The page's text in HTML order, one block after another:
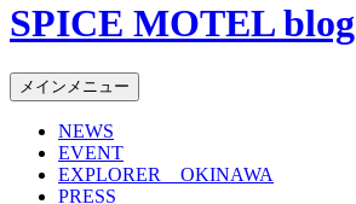
SPICE MOTEL blog
検
索
メインメニュー コ
ツ
NEWS
EVENT
EXPLORER OKINAWA
PRESS